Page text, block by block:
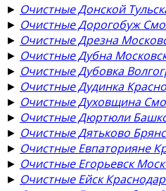
► Очистные Донской
► Очистные Дорогобуж
► Очистные Дрезна
► Очистные Дубна
► Очистные Дубовка
► Очистные Дудинка
► Очистные Духовщина
► Очистные Дюртюли
► Очистные Дятьково
► Очистные Евпаторияне
► Очистные Егорьевск
► Очистные Ейск